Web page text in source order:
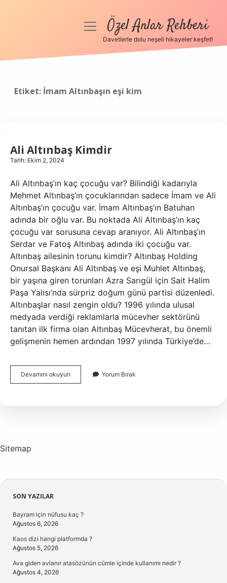
Anasayfa
menüyüÖzel Anlar Rehberi
Davetlerle dolu neşeli hikayeler keşfet!
Etiket: İmam Altınbaşın eşi kim
Ali Altınbaş Kimdir
Tarih: Ekim 2, 2024
Ali Altınbaş’ın kaç çocuğu var? Bilindiği kadarıyla
Mehmet Altınbaş’ın çocuklarından sadece İmam ve Ali
Altınbaş’ın çocuğu var. İmam Altınbaş’ın Batuhan
adında bir oğlu var. Bu noktada Ali Altınbaş’ın kaç
çocuğu var sorusuna cevap aranıyor. Ali Altınbaş’ın
Serdar ve Fatoş Altınbaş adında iki çocuğu var.
Altınbaş ailesinin torunu kimdir? Altınbaş Holding
Onursal Başkanı Ali Altınbaş ve eşi Muhlet Altınbaş,
bir yaşına giren torunları Azra Sarıgül için Sait Halim
Paşa Yalısı’nda sürpriz doğum günü partisi düzenledi.
Altınbaşlar nasıl zengin oldu? 1996 yılında ulusal
medyada verdiği reklamlarla mücevher sektörünü
tanıtan ilk firma olan Altınbaş Mücevherat, bu önemli
gelişmenin hemen ardından 1997 yılında Türkiye’de…
Devamını okuyun
Altınbaş
Yorum Bırak
Sitemap
Sidebar
SON YAZILAR
Bayram için nüfusu kaç ?
Ağustos 6, 2026
Kaos dizi hangi platformda ?
Ağustos 5, 2026
Ava giden avlanır atasözünün cümle içinde kullanımı nedir ?
Ağustos 4, 2026